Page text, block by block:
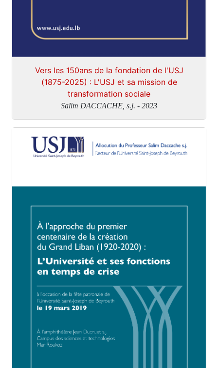
Vers les 150ans de la fondation de l'USJ
(1875-2025) : L'USJ et sa mission de
transformation sociale
Salim DACCACHE, s.j. - 2023